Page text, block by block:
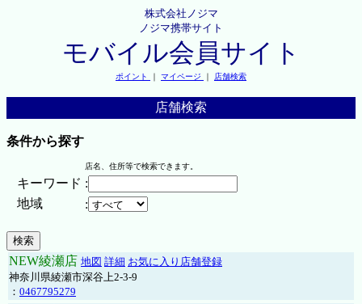
株式会社ノジマ
ノジマ携帯サイト
モバイル会員サイト
ポイント ｜ マイページ ｜ 店舗検索
店舗検索
条件から探す
店名、住所等で検索できます。
キーワード :
地域
:
NEW綾瀬店 地図 詳細 お気に入り店舗登録
神奈川県綾瀬市深谷上2-3-9
： 0467795279